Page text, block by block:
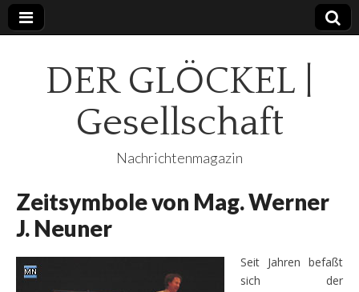
DER GLÖCKEL |
Gesellschaft
Nachrichtenmagazin
Zeitsymbole von Mag. Werner
J. Neuner
Seit Jahren befaßt
sich der